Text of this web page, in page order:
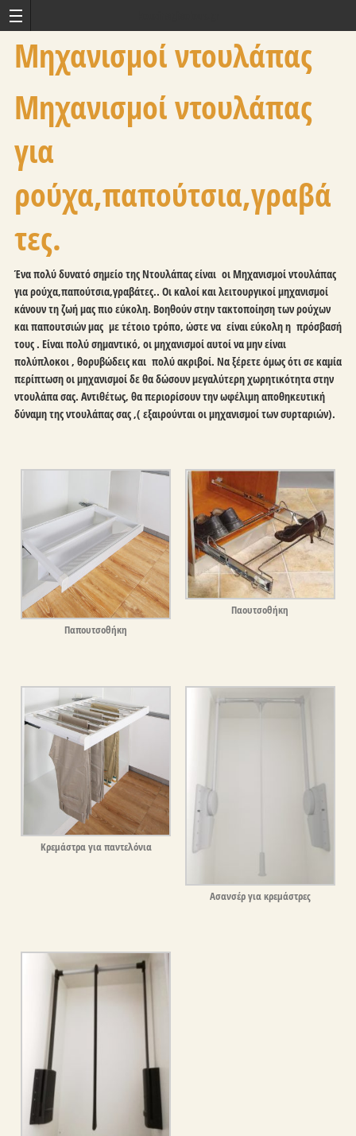
Μηχανισμοί ντουλάπας
Μηχανισμοί ντουλάπας
για
ρούχα,παπούτσια,γραβά
τες.
Ένα πολύ δυνατό σημείο της Ντουλάπας είναι οι Μηχανισμοί ντουλάπας
για ρούχα,παπούτσια,γραβάτες.. Οι καλοί και λειτουργικοί μηχανισμοί
κάνουν τη ζωή μας πιο εύκολη. Βοηθούν στην τακτοποίηση των ρούχων
και παπουτσιών μας με τέτοιο τρόπο, ώστε να είναι εύκολη η πρόσβασή
τους . Είναι πολύ σημαντικό, οι μηχανισμοί αυτοί να μην είναι
πολύπλοκοι , θορυβώδεις και πολύ ακριβοί. Να ξέρετε όμως ότι σε καμία
περίπτωση οι μηχανισμοί δε θα δώσουν μεγαλύτερη χωρητικότητα στην
ντουλάπα σας. Αντιθέτως, θα περιορίσουν την ωφέλιμη αποθηκευτική
δύναμη της ντουλάπας σας ,( εξαιρούνται οι μηχανισμοί των συρταριών).
Παπουτσοθήκη
Παουτσοθήκη
Κρεμάστρα για παντελόνια
Ασανσέρ για κρεμάστρες